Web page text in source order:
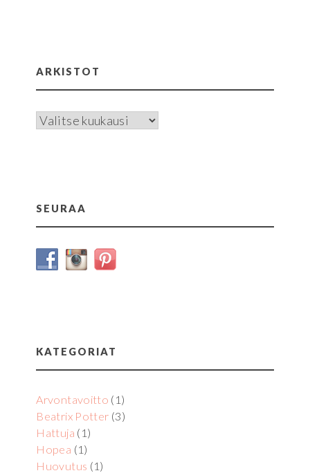
ARKISTOT
Arkistot
SEURAA
KATEGORIAT
Arvontavoitto (1)
Beatrix Potter (3)
Hattuja (1)
Hopea (1)
Huovutus (1)